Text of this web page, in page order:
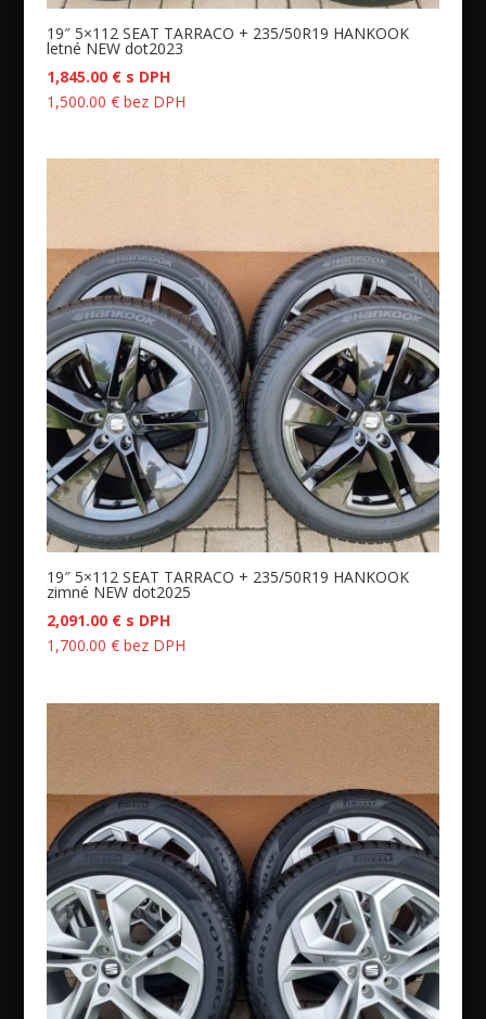
19″ 5×112 SEAT TARRACO + 235/50R19 HANKOOK
letné NEW dot2023
1,845.00 €s DPH
1,500.00 € bez DPH
19″ 5×112 SEAT TARRACO + 235/50R19 HANKOOK
zimné NEW dot2025
2,091.00 €s DPH
1,700.00 € bez DPH